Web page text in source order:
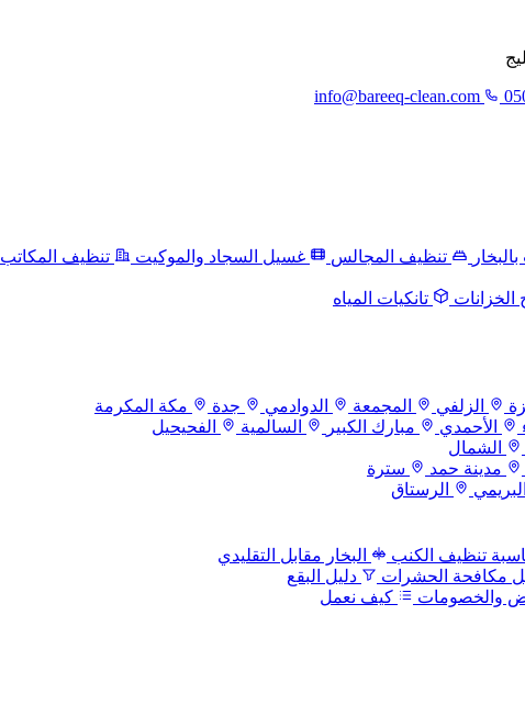
info@bareeq-clean.com
تنظيف المجالس غسيل السجاد والموكيت تنظيف المكاتب
تانكيات المياه
الزلفي المجمعة الدوادمي جدة
مكة المكرمة
الأحمدي مبارك الكبير السالمية
الفحيحيل
الشمال
مدينة حمد
سترة
البريمي
الرستاق
تنظيف الكنب
البخار مقابل التقليدي
مكافحة الحشرات
دليل البقع
والخصومات
كيف نعمل